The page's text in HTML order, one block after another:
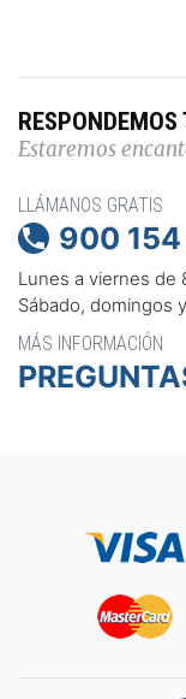
Estaremos
LLÁMANOS GRATIS
 900 154
Lunes a viernes de
Sábado, domingos
MÁS INFORMACIÓN